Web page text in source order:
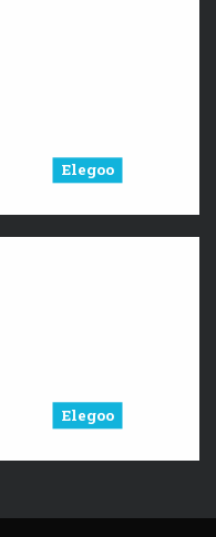
Elegoo
Elegoo